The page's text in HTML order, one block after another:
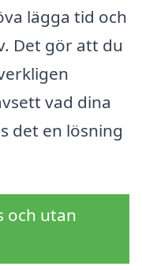
lägga tid och
Det gör att du
vad dina
det en lösning
och utan